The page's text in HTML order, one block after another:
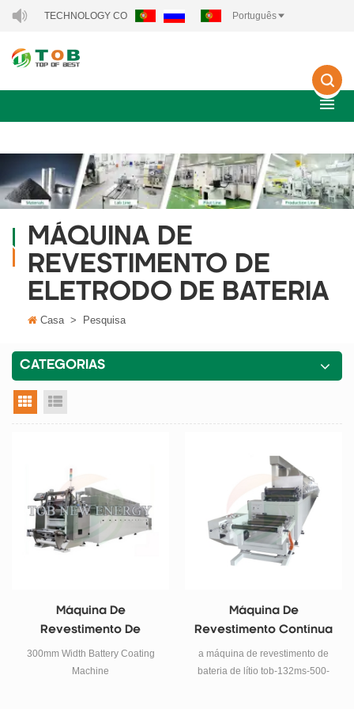
TECHNOLOGY CO., LTD.. Português
MÁQUINA DE
REVESTIMENTO DE
ELETRODO DE BATERIA
Casa > Pesquisa
CATEGORIAS
visualização em grade
Máquina De
Revestimento De
Bateria De 300 Mm De
Largura
300mm Width Battery Coating
Machine
Máquina De
Revestimento Contínua
E Intermitente Da
Bateria Do Forno De
a máquina de revestimento de
bateria de lítio tob-132ms-500-